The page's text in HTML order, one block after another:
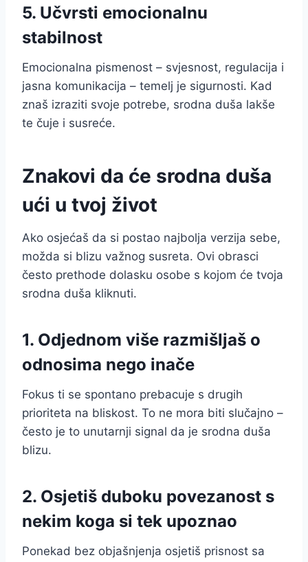
5. Učvrsti emocionalnu
stabilnost
Emocionalna pismenost – svjesnost, regulacija i
jasna komunikacija – temelj je sigurnosti. Kad
znaš izraziti svoje potrebe, srodna duša lakše
te čuje i susreće.
Znakovi da će srodna duša
ući u tvoj život
Ako osjećaš da si postao najbolja verzija sebe,
možda si blizu važnog susreta. Ovi obrasci
često prethode dolasku osobe s kojom će tvoja
srodna duša kliknuti.
1. Odjednom više razmišljaš o
odnosima nego inače
Fokus ti se spontano prebacuje s drugih
prioriteta na bliskost. To ne mora biti slučajno –
često je to unutarnji signal da je srodna duša
blizu.
2. Osjetiš duboku povezanost s
nekim koga si tek upoznao
Ponekad bez objašnjenja osjetiš prisnost sa